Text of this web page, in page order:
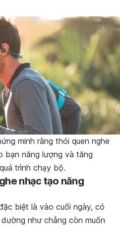
minh rằng thói quen nghe
bạn năng lượng và tăng
trình chạy bộ.
nhạc tạo năng
biệt là vào cuối ngày, có
như chẳng còn muốn